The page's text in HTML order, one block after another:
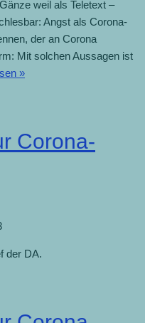
weil als Teletext –
Angst als Corona-
der an Corona
Mit solchen Aussagen ist
»
Corona-
der DA.